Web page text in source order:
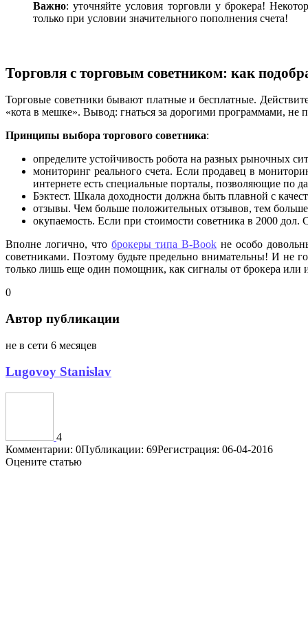
Важно: уточняйте условия торговли у брокера!
только при условии значительного пополнения счета!
Торговля с торговым советником: как
Торговые советники бывают платные и бесплатные.
«кота в мешке». Вывод: гнаться за дорогими программами, не
Принципы выбора торгового советника:
определите устойчивость робота на разных рыночных
мониторинг реального счета. Если продавец в
интернете есть специальные порталы, позволяющие по
Бэктест. Шкала доходности должна быть плавной с
отзывы. Чем больше положительных отзывов, тем
окупаемость. Если при стоимости советника в 2000
Вполне логично, чтоброкеры типа B-Book не особо
советниками. Поэтому будьте предельно внимательны! И не
только лишь еще один помощник, как сигналы от брокера или
0
Автор публикации
не в сети 6 месяцев
Lugovoy Stanislav
4
Комментарии: 0Публикации: 69Регистрация: 06-04-2016
Оцените статью